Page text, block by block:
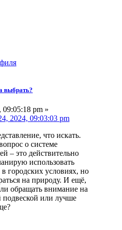
выбрать?
pm »
2024, 09:03:03 pm
что искать.
о системе
– это действительно
использовать
городских условиях, но
на природу. И ещё,
обращать внимание на
подвеской или лучше